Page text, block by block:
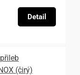
Detail
(čirý)